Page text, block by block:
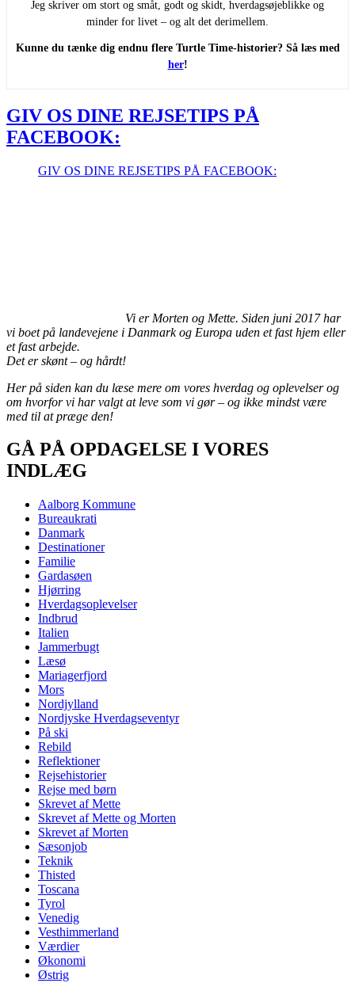
Jeg skriver om stort og småt, godt og skidt, hverdagsøjeblikke og
minder for livet – og alt det derimellem.
Kunne du tænke dig endnu flere Turtle Time-historier? Så læs med
her!
GIV OS DINE REJSETIPS PÅ
FACEBOOK:
GIV OS DINE REJSETIPS PÅ FACEBOOK:
Vi er Morten og Mette. Siden juni 2017 har
vi boet på landevejene i Danmark og Europa uden et fast hjem eller
et fast arbejde.
Det er skønt – og hårdt!
Her på siden kan du læse mere om vores hverdag og oplevelser og
om hvorfor vi har valgt at leve som vi gør – og ikke mindst være
med til at præge den!
GÅ PÅ OPDAGELSE I VORES
INDLÆG
Aalborg Kommune
Bureaukrati
Danmark
Destinationer
Familie
Gardasøen
Hjørring
Hverdagsoplevelser
Indbrud
Italien
Jammerbugt
Læsø
Mariagerfjord
Mors
Nordjylland
Nordjyske Hverdagseventyr
På ski
Rebild
Reflektioner
Rejsehistorier
Rejse med børn
Skrevet af Mette
Skrevet af Mette og Morten
Skrevet af Morten
Sæsonjob
Teknik
Thisted
Toscana
Tyrol
Venedig
Vesthimmerland
Værdier
Økonomi
Østrig